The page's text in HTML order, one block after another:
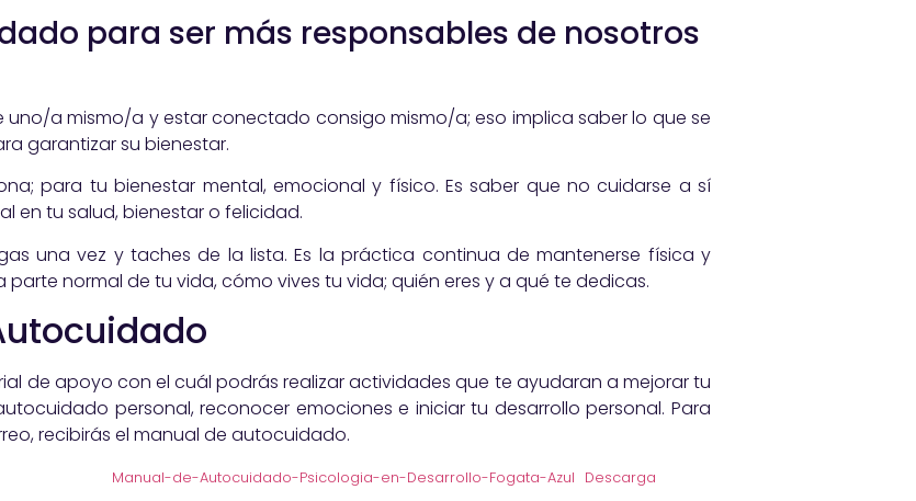
para ser más responsables de nosotros
a mismo/a y estar conectado consigo mismo/a; eso ​implica saber lo que se
garantizar su bienestar.​​
para tu bienestar mental, emocional y físico. Es saber que no cuidarse a sí
en tu salud, bienestar o felicidad.​
una vez y taches de la lista. Es la práctica continua de mantenerse física y
normal de tu vida, cómo vives tu vida; quién eres y a qué te dedicas.​
de apoyo con el cuál podrás realizar actividades que te ayudaran a mejorar tu
personal, reconocer emociones e iniciar tu desarrollo personal. Para
recibirás el manual de autocuidado.
Manual-de-Autocuidado-Psicologia-en-Desarrollo-Fogata-Azul Descarga